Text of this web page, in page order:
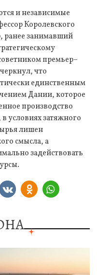
и независимые
Королевского
ранее занимавший
премьер–
что
единственным
Дании, которое
производство
условиях затяжного
лишен
смысла, а
задействовать